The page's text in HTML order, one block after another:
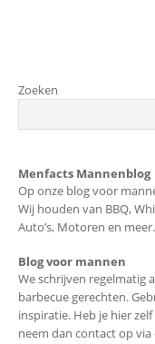
Zoeken
Menfacts Mannenblog
Op onze blog voor
Wij houden van BBQ,
Auto’s, Motoren en meer.
Blog voor mannen
We schrijven regelmatig
barbecue gerechten.
inspiratie. Heb je hier
neem dan contact op